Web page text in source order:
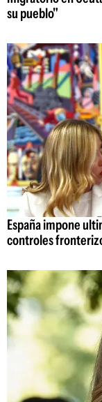
su pueblo"
España impone
controles